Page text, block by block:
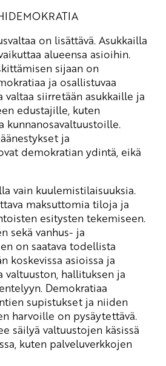
on lisättävä. Asukkailla
alueensa asioihin.
sijaan on
ja osallistuvaa
siirretään asukkaille ja
edustajille, kuten
kunnanosavaltuustoille.
ja
demokratian ydintä, eikä
vain kuulemistilaisuuksia.
maksuttomia tiloja ja
esitysten tekemiseen.
sekä vanhus- ja
on saatava todellista
koskevissa asioissa ja
hallituksen ja
Demokratiaa
supistukset ja niiden
harvoille on pysäytettävä.
säilyä valtuustojen käsissä
kuten palveluverkkojen